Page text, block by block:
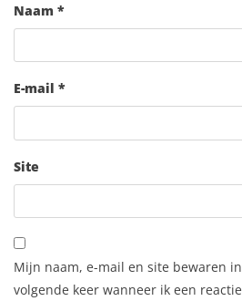
Naam *
E-mail *
Site
Mijn naam, e-mail en site bewaren
volgende keer wanneer ik een